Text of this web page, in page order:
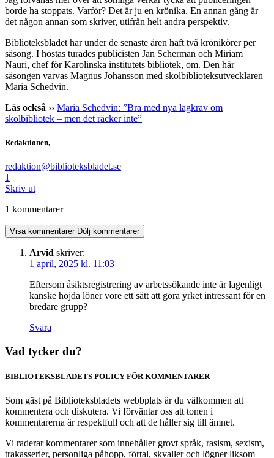
borde ha stoppats. Varför? Det är ju en krönika. En annan gång är
det någon annan som skriver, utifrån helt andra perspektiv.
Biblioteksbladet har under de senaste åren haft två krönikörer per
säsong. I höstas turades publicisten Jan Scherman och Miriam
Nauri, chef för Karolinska institutets bibliotek, om. Den här
säsongen varvas Magnus Johansson med skolbiblioteksutvecklaren
Maria Schedvin.
Läs också ›› Maria Schedvin: ”Bra med nya lagkrav om
skolbibliotek – men det räcker inte”
Redaktionen,
redaktion@biblioteksbladet.se
1
Skriv ut
1 kommentarer
Visa kommentarer Dölj kommentarer
Arvid skriver:
1 april, 2025 kl. 11:03
Eftersom åsiktsregistrering av arbetssökande inte är lagenligt
kanske höjda löner vore ett sätt att göra yrket intressant för en
bredare grupp?
Svara
Vad tycker du?
BIBLIOTEKSBLADETS POLICY FÖR KOMMENTARER
Som gäst på Biblioteksbladets webbplats är du välkommen att
kommentera och diskutera. Vi förväntar oss att tonen i
kommentarerna är respektfull och att de håller sig till ämnet.
Vi raderar kommentarer som innehåller grovt språk, rasism, sexism,
trakasserier, personliga påhopp, förtal, skvaller och lögner liksom